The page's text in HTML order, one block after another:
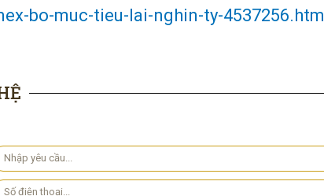
bo-muc-tieu-lai-nghin-ty-4537256.html